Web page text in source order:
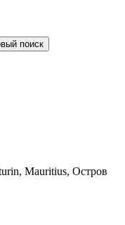
поиск
Mauritius, Остров